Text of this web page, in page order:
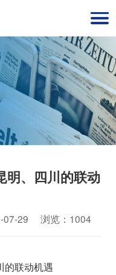
明、四川的联动
07-29 浏览：1004
的联动机遇